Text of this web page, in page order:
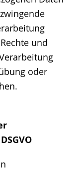
und
oder